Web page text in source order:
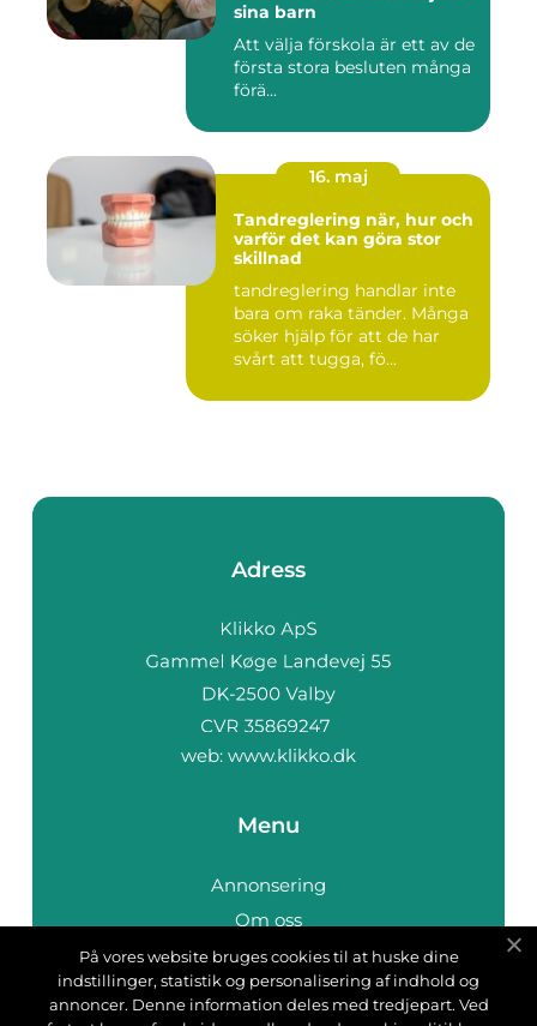
sina barn
Att välja förskola är ett av de
första stora besluten många
förä...
16. maj
Tandreglering när, hur och
varför det kan göra stor
skillnad
tandreglering handlar inte
bara om raka tänder. Många
söker hjälp för att de har
svårt att tugga, fö...
Adress
web: www.klikko.dk
Menu
Annonsering
Om oss
Cookies
Kontakta oss
På vores website bruges cookies til at huske dine
indstillinger, statistik og personalisering af indhold og
annoncer. Denne information deles med tredjepart. Ved